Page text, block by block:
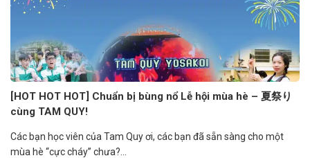
[HOT HOT HOT] Chuẩn bị bùng nổ Lễ hội mùa hè – 夏祭り
cùng TAM QUY!
Các bạn học viên của Tam Quy ơi, các bạn đã sẵn sàng cho một
mùa hè “cực cháy” chưa?...